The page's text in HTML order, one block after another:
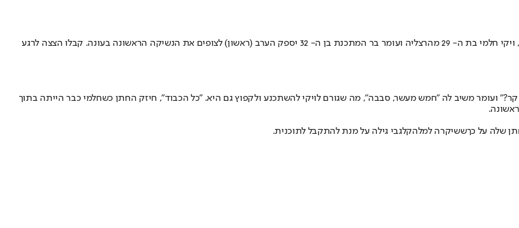
הזוג הרביעי שנישא על המסך הקטן רק ביום רביעי האחרון ב"חתונה ממבט ראשון", ויקי חלמי בת ה- 29 מהרצליה ועומר בר המתכנת בן ה- 32 יספק הערב (ראשון) לצופים את הנשיקה הראשונה בעונה. קבלו הצצה לרגע
ועומר משיב לה "חמש מעשר, סבבה", מה שגורם לויקי להשתכנע ולקפוץ גם היא. "כל הכבוד", חיזק החתן כשחלמי כבר הייתה בתוך
שלה על כךששיקרה למלהקלגבי גילה על מנת להתקבל לתוכנית.